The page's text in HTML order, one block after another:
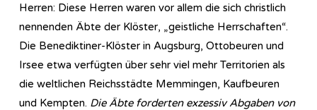
Herren: Diese Herren waren vor allem die sich christlich
nennenden Äbte der Klöster, „geistliche Herrschaften“.
Die Benediktiner-Klöster in Augsburg, Ottobeuren und
Irsee etwa verfügten über sehr viel mehr Territorien als
die weltlichen Reichsstädte Memmingen, Kaufbeuren
und Kempten. Die Äbte forderten exzessiv Abgaben von